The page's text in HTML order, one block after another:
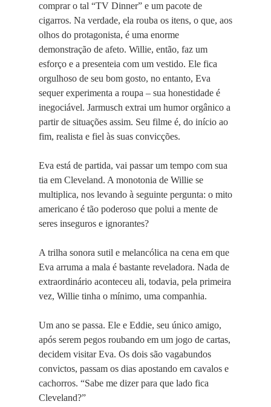
comprar o tal “TV Dinner” e um pacote de
cigarros. Na verdade, ela rouba os itens, o que, aos
olhos do protagonista, é uma enorme
demonstração de afeto. Willie, então, faz um
esforço e a presenteia com um vestido. Ele fica
orgulhoso de seu bom gosto, no entanto, Eva
sequer experimenta a roupa – sua honestidade é
inegociável. Jarmusch extrai um humor orgânico a
partir de situações assim. Seu filme é, do início ao
fim, realista e fiel às suas convicções.
Eva está de partida, vai passar um tempo com sua
tia em Cleveland. A monotonia de Willie se
multiplica, nos levando à seguinte pergunta: o mito
americano é tão poderoso que polui a mente de
seres inseguros e ignorantes?
A trilha sonora sutil e melancólica na cena em que
Eva arruma a mala é bastante reveladora. Nada de
extraordinário aconteceu ali, todavia, pela primeira
vez, Willie tinha o mínimo, uma companhia.
Um ano se passa. Ele e Eddie, seu único amigo,
após serem pegos roubando em um jogo de cartas,
decidem visitar Eva. Os dois são vagabundos
convictos, passam os dias apostando em cavalos e
cachorros. “Sabe me dizer para que lado fica
Cleveland?”